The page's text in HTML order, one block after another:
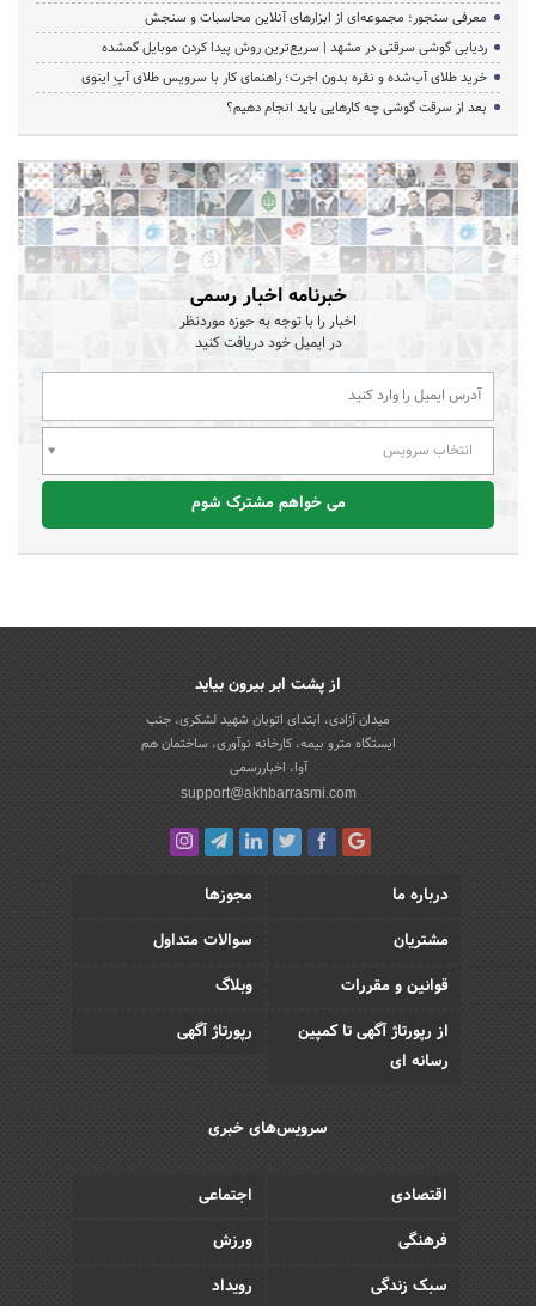
معرفی سنجور؛ مجموعه‌ای از ابزارهای آنلاین محاسبات و سنجش
ردیابی گوشی سرقتی در مشهد | سریع‌ترین روش پیدا کردن موبایل گمشده
خرید طلای آب‌شده و نقره بدون اجرت؛ راهنمای کار با سرویس طلای آپِ اینوی
بعد از سرقت گوشی چه کارهایی باید انجام دهیم؟
خبرنامه اخبار رسمی
اخبار را با توجه به حوزه موردنظر
در ایمیل خود دریافت کنید
انتخاب سرویس
می خواهم مشترک شوم
از پشت ابر بیرون بیاید
میدان آزادی، ابتدای اتوبان شهید لشکری، جنب
ایستگاه مترو بیمه، کارخانه نوآوری، ساختمان هم
آوا، اخباررسمی
support@akhbarrasmi.com
درباره ما
مجوزها
مشتریان
سوالات متداول
قوانین و مقررات
وبلاگ
از رپورتاژ آگهی تا کمپین
رسانه ای
رپورتاژ آگهی
سرویس‌های خبری
اقتصادی
اجتماعی
فرهنگی
ورزش
سبک زندگی
رویداد